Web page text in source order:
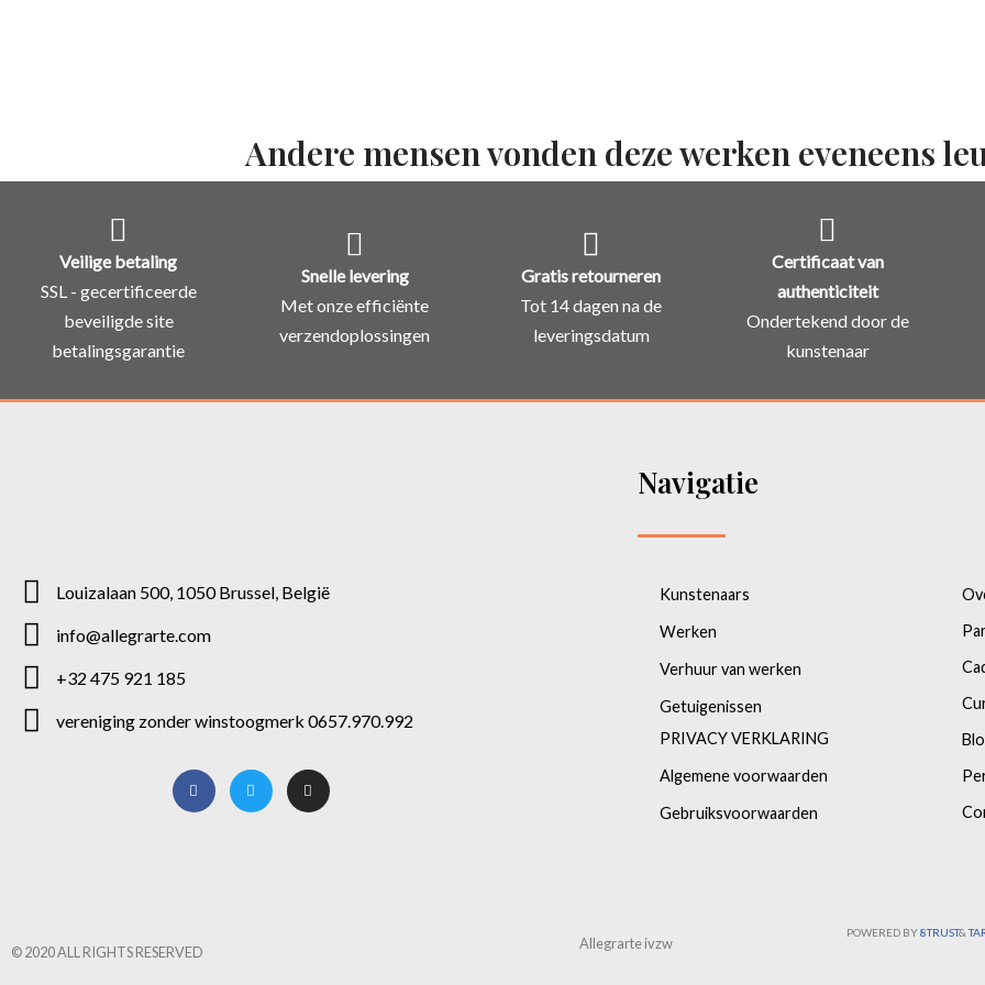
Andere mensen vonden deze werken eveneens
Veilige betaling
SSL - gecertificeerde
beveiligde site
betalingsgarantie
Snelle levering
Met onze efficiënte
verzendoplossingen
Gratis retourneren
Tot 14 dagen na de
leveringsdatum
Certificaat van
authenticiteit
Ondertekend door de
kunstenaar
Louizalaan 500, 1050 Brussel, België
info@allegrarte.com
+32 475 921 185
vereniging zonder winstoogmerk 0657.970.992
Navigatie
Kunstenaars
Werken
Verhuur van werken
Getuigenissen
PRIVACY VERKLARING
Algemene voorwaarden
Gebruiksvoorwaarden
© 2020 ALL RIGHTS RESERVED
Allegrarte ivzw
POWERED BY8TRUST&